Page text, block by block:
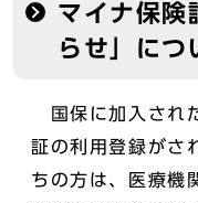
マイナ保険
らせ」につ
国保に加入され
証の利用登録がさ
ちの方は、医療機